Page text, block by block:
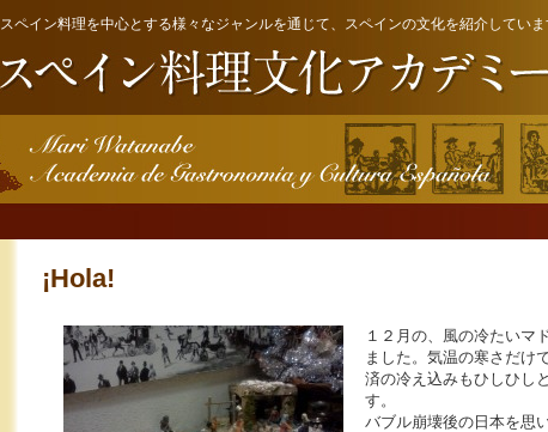
スペイン料理を中心とする様々なジャンルを通じて、スペインの文化を紹介していま
¡Hola!
１２月の、風の冷たいマ
ました。気温の寒さだけ
済の冷え込みもひしひし
す。
バブル崩壊後の日本を思